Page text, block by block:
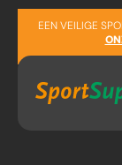
Sla navigatie over
EEN VEILIGE
LOCATION